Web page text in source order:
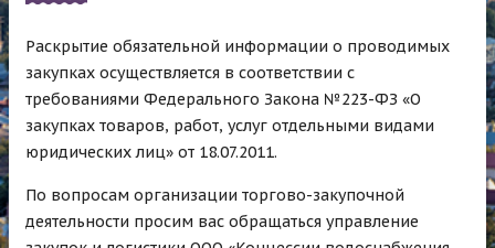
HAWLE
Раскрытие обязательной информации о проводимых
закупках осуществляется в соответствии с
требованиями Федерального Закона №223-ФЗ «О
закупках товаров, работ, услуг отдельными видами
юридических лиц» от 18.07.2011.
По вопросам организации торгово-закупочной
деятельности просим вас обращаться управление